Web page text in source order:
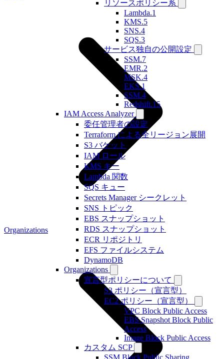
リソースポリシー系
Lambda.1
KMS.5
SNS.4
SQS.3
サービス独自の公開設定
SSM.7
EMR.2
MSK.4
EKS.1
SSM.4
Redshift.15
IAM Access Analyzer
委任管理者の設定
Terraform による全リージョン展開
S3 バケット
IAM ロール
KMS キー
Lambda 関数
SQS キュー
Secrets Manager シークレット
SNS トピック
EBS スナップショット
RDS スナップショット
ECR リポジトリ
EFS ファイルシステム
DynamoDB
Organizations
宣言型ポリシーについて
S3 ポリシー（宣言型）
EC2 ポリシー（宣言型）
VPC Block Public Access
EBS Snapshot Block Public
Access
Image Block Public Access
カスタム SCP
SSM Block Public Sharing
Organizations